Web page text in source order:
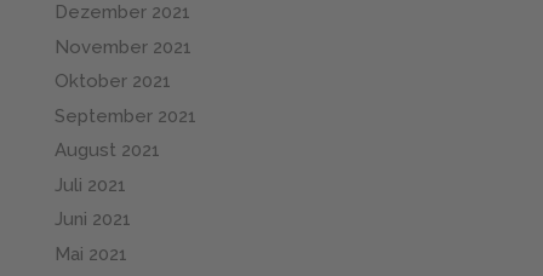
Dezember 2021
November 2021
Oktober 2021
September 2021
August 2021
Juli 2021
Juni 2021
Mai 2021